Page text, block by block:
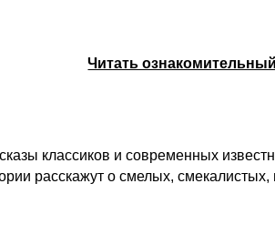
Читать
классиков и современных
расскажут о смелых,